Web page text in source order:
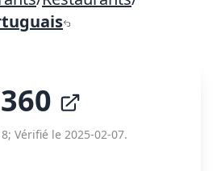
Vérifié le 2025-02-07.